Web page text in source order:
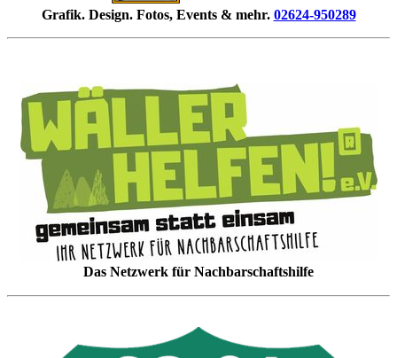
Grafik. Design. Fotos, Events & mehr. 02624-950289
Das Netzwerk für Nachbarschaftshilfe